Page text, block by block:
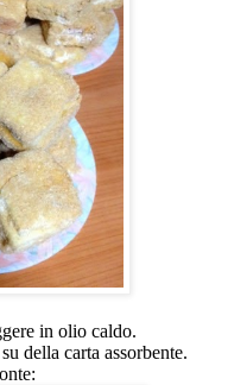
in olio caldo.
della carta assorbente.